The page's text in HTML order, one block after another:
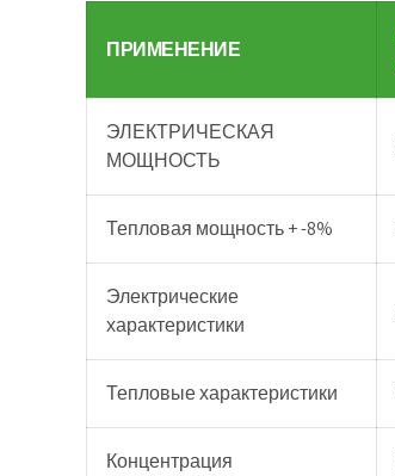
ПРИМЕНЕНИЕ
ЭЛЕКТРИЧЕСКАЯ
МОЩНОСТЬ
Тепловая мощность + -8%
Электрические
характеристики
Тепловые характеристики
Концентрация